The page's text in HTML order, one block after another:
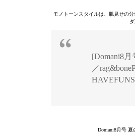
モノトーンスタイルは、肌見せの
[Domani8
／
Domani8月号